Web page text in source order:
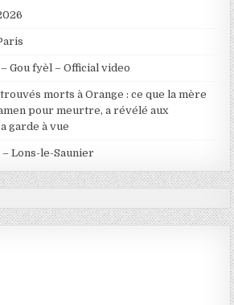
Gou fyèl – Official video
morts à Orange : ce que la mère
pour meurtre, a révélé aux
garde à vue
Lons-le-Saunier